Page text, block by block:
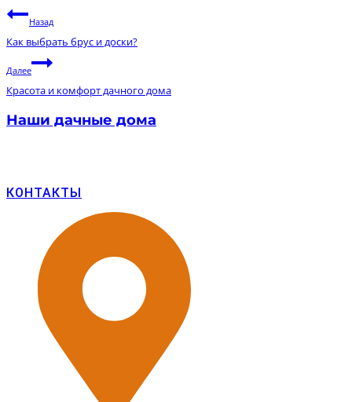
Назад
Как выбрать брус и доски?
Далее
Красота и комфорт дачного дома
Наши дачные дома
КОНТАКТЫ